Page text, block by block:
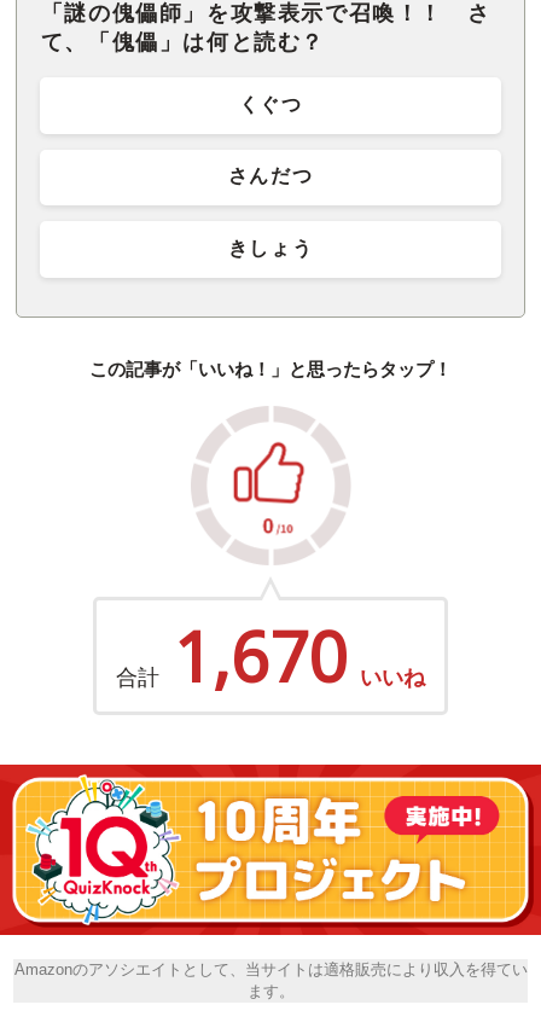
「謎の傀儡師」を攻撃表示で召喚！！ さ
て、「傀儡」は何と読む？
くぐつ
さんだつ
きしょう
この記事が「いいね！」と思ったらタップ！
合計 1,670 いいね
Amazonのアソシエイトとして、当サイトは適格販売により収入を得てい
ます。